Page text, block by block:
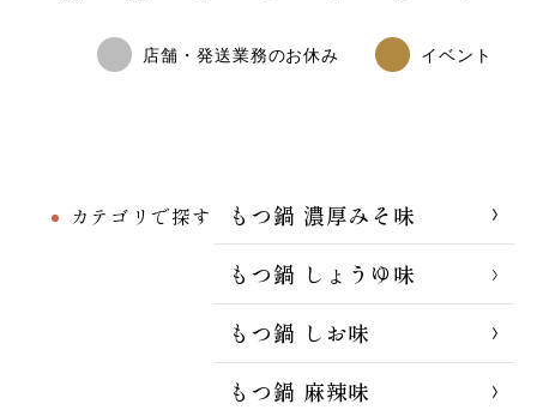
カテゴリで探す
もつ鍋 濃厚みそ味
もつ鍋 しょうゆ味
もつ鍋 しお味
もつ鍋 麻辣味
店舗・発送業務のお休み イベント